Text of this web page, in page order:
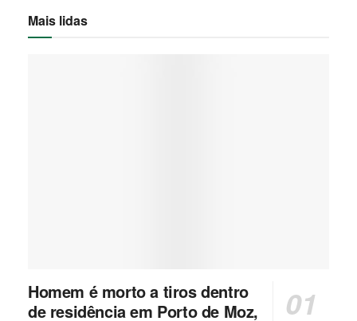
Mais lidas
Homem é morto a tiros dentro
de residência em Porto de Moz,